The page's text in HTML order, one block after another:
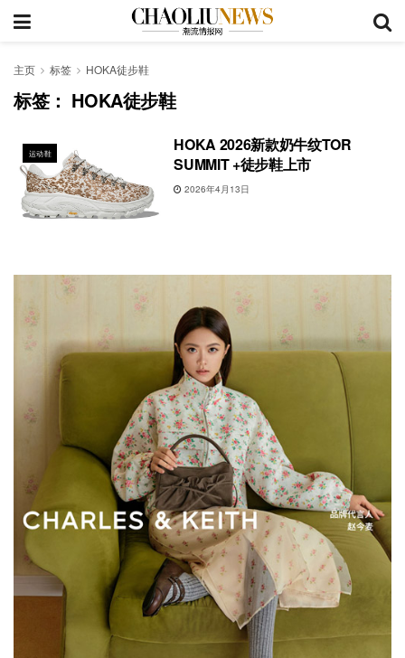
主页 标签 HOKA徒步鞋
标签： HOKA徒步鞋
运动鞋
HOKA 2026新款奶牛纹TOR
SUMMIT +徒步鞋上市
2026年4月13日